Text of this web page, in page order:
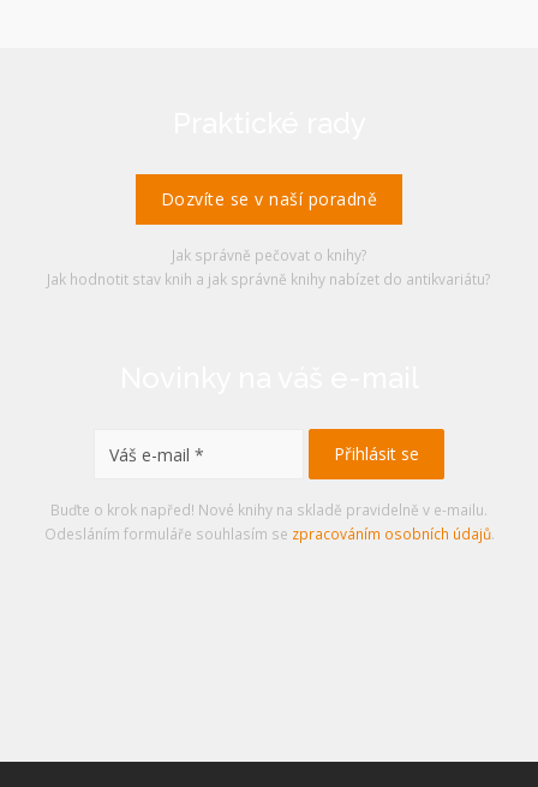
Dozvíte se v naší poradně
Jak správně pečovat o knihy?
Jak hodnotit stav knih a jak správně knihy nabízet do antikvariátu?
Buďte o krok napřed! Nové knihy na skladě pravidelně v e-mailu.
Odesláním formuláře souhlasím se zpracováním osobních údajů.